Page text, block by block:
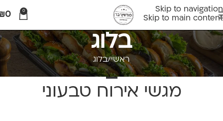
Skip to navigation
Skip to main content
0
0
בלוג
ראשי בלוג
בלוג
מגשי אירוח טבעוני